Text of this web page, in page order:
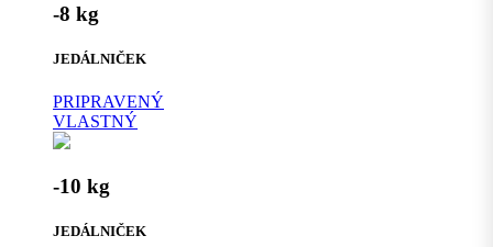
-8 kg
JEDÁLNIČEK
PRIPRAVENÝ
VLASTNÝ
-10 kg
JEDÁLNIČEK